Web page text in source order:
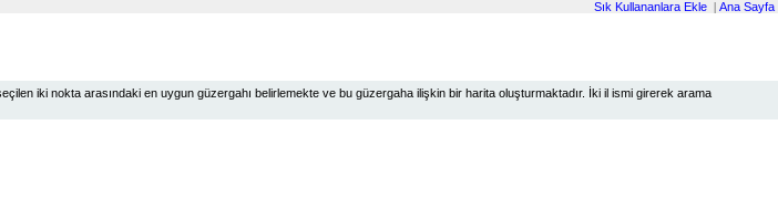
Sık Kullananlara Ekle | Ana Sayfa
iki nokta arasındaki en uygun güzergahı belirlemekte ve bu güzergaha ilişkin bir harita oluşturmaktadır. İki il ismi girerek arama